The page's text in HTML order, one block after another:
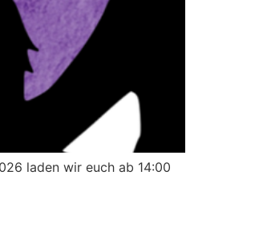
laden wir euch ab 14:00